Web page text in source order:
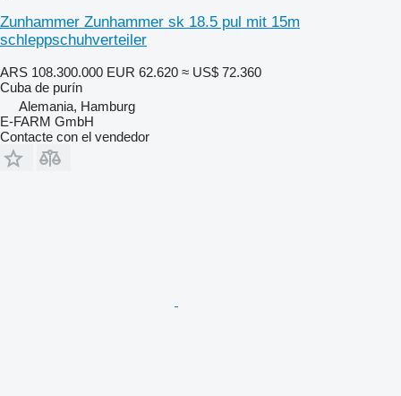
Zunhammer Zunhammer sk 18.5 pul mit 15m
schleppschuhverteiler
ARS 108.300.000 EUR 62.620 ≈ US$ 72.360
Cuba de purín
Alemania, Hamburg
E-FARM GmbH
Contacte con el vendedor